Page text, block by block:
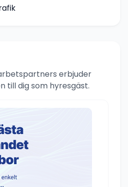
erbjuder
till dig som hyresgäst.